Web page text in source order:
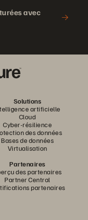
avec
Solutions
artificielle
Cloud
Cyber-résilience
des données
Bases de données
Virtualisation
Partenaires
des partenaires
Partner Central
partenaires